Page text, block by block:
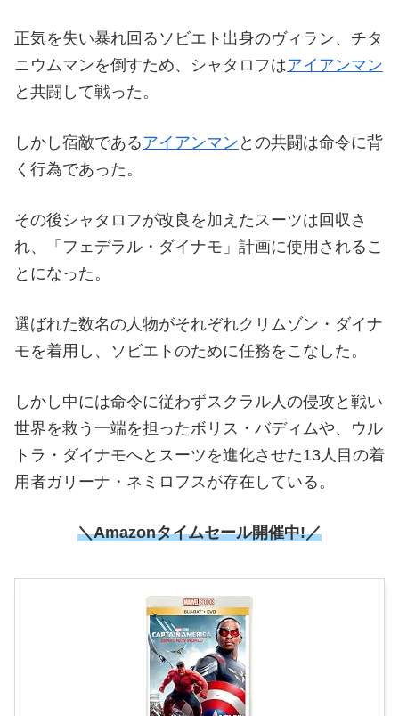
正気を失い暴れ回るソビエト出身のヴィラン、チタ
ニウムマンを倒すため、シャタロフはアイアンマン
と共闘して戦った。
しかし宿敵であるアイアンマン との共闘は命令に背
く行為であった。
その後シャタロフが改良を加えたスーツは回収さ
れ、「フェデラル・ダイナモ」計画に使用されるこ
とになった。
選ばれた数名の人物がそれぞれクリムゾン・ダイナ
モを着用し、ソビエトのために任務をこなした。
しかし中には命令に従わずスクラル人の侵攻と戦い
世界を救う一端を担ったボリス・バディムや、ウル
トラ・ダイナモへとスーツを進化させた13人目の着
用者ガリーナ・ネミロフスが存在している。
＼Amazonタイムセール開催中!／